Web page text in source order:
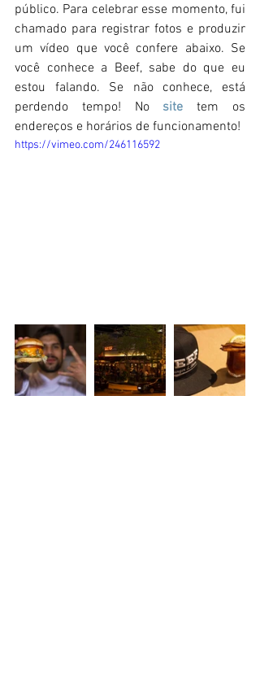
público. Para celebrar esse momento, fui
chamado para registrar fotos e produzir
um vídeo que você confere abaixo. Se
você conhece a Beef, sabe do que eu
estou falando. Se não conhece, está
perdendo tempo! No site tem os
endereços e horários de funcionamento!
https://vimeo.com/246116592